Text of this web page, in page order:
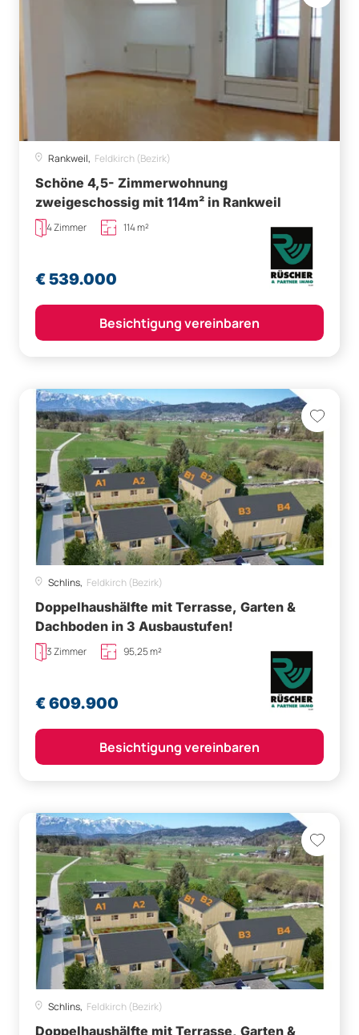
Rankweil, Feldkirch (Bezirk)
Schöne 4,5- Zimmerwohnung
zweigeschossig mit 114m² in Rankweil
4 Zimmer 114 m²
€ 539.000
Besichtigung vereinbaren
Schlins, Feldkirch (Bezirk)
Doppelhaushälfte mit Terrasse, Garten &
Dachboden in 3 Ausbaustufen!
3 Zimmer 95,25 m²
€ 609.900
Besichtigung vereinbaren
Schlins, Feldkirch (Bezirk)
Doppelhaushälfte mit Terrasse, Garten &